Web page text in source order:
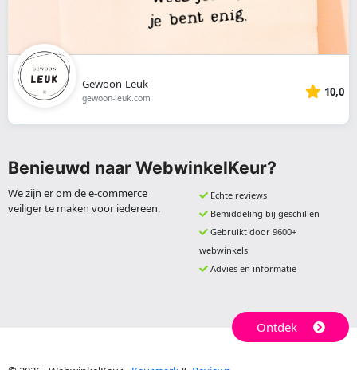
Gewoon-Leuk
gewoon-leuk.com 10,0
Benieuwd naar WebwinkelKeur?
We zijn er om de e-commerce
veiliger te maken voor iedereen.
Echte reviews
Bemiddeling bij geschillen
Gebruikt door 9600+
webwinkels
Advies en informatie
Ontdek